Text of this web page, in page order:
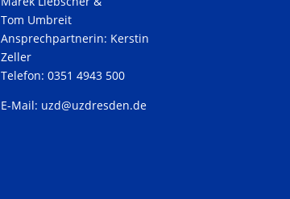
Tom Umbreit
Ansprechpartnerin: Kerstin
Zeller
Telefon: 0351 4943 500
E-Mail: uzd@uzdresden.de